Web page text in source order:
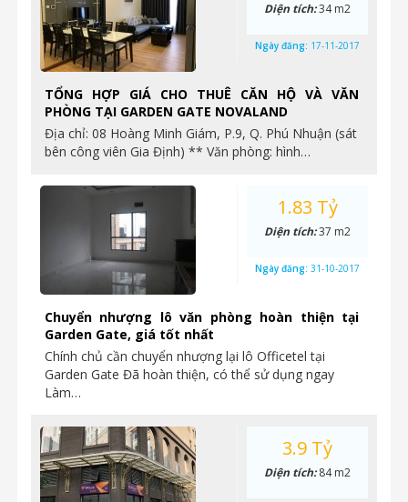
TỔNG HỢP GIÁ CHO THUÊ CĂN HỘ VÀ VĂN
PHÒNG TẠI GARDEN GATE NOVALAND
Địa chỉ: 08 Hoàng Minh Giám, P.9, Q. Phú Nhuận (sát
bên công viên Gia Định) ** Văn phòng: hình…
Diện tích:34 m2
Ngày đăng: 17-11-2017
Chuyển nhượng lô văn phòng hoàn thiện tại
Garden Gate, giá tốt nhất
Chính chủ cần chuyển nhượng lại lô Officetel tại
Garden Gate Đã hoàn thiện, có thể sử dụng ngay
Làm…
1.83 Tỷ
Diện tích:37 m2
Ngày đăng: 31-10-2017
3.9 Tỷ
Diện tích:84 m2